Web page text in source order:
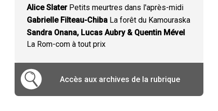
Alice SlaterPetits meurtres dans l'après-midi
Gabrielle Filteau-Chiba La forêt du Kamouraska
Sandra Onana, Lucas Aubry & Quentin Mével
La Rom-com à tout prix
Accès aux archives de la rubrique